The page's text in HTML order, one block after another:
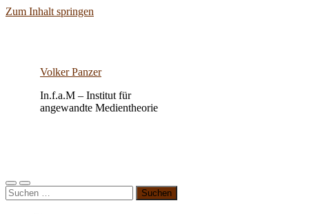
Zum Inhalt springen
Volker Panzer
In.f.a.M – Institut für
angewandte Medientheorie
Mobile-
Menü
Suchfeld
ein-/ausblenden
Suchen
nach: